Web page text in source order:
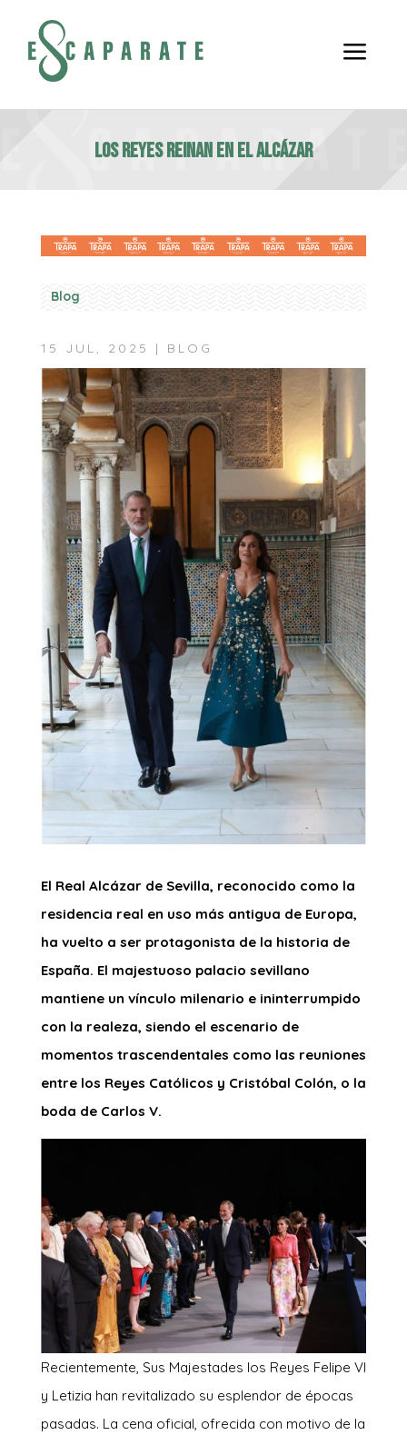
a
los reyes reinan en el alcázar
Blog
15 JUL, 2025 | BLOG
El Real Alcázar de Sevilla, reconocido como la
residencia real en uso más antigua de Europa,
ha vuelto a ser protagonista de la historia de
España. El majestuoso palacio sevillano
mantiene un vínculo milenario e ininterrumpido
con la realeza, siendo el escenario de
momentos trascendentales como las reuniones
entre los Reyes Católicos y Cristóbal Colón, o la
boda de Carlos V.
Recientemente, Sus Majestades los Reyes Felipe VI
y Letizia han revitalizado su esplendor de épocas
pasadas. La cena oficial, ofrecida con motivo de la